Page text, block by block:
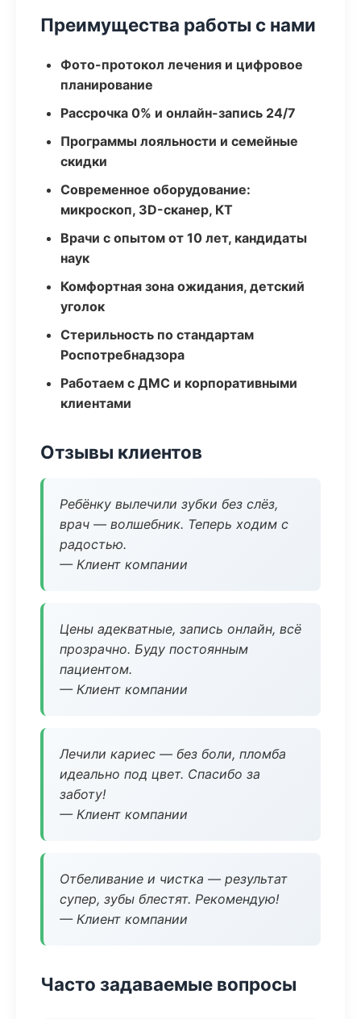
Преимущества работы с нами
Фото-протокол лечения и цифровое
планирование
Рассрочка 0% и онлайн-запись 24/7
Программы лояльности и семейные
скидки
Современное оборудование:
микроскоп, 3D-сканер, КТ
Врачи с опытом от 10 лет, кандидаты
наук
Комфортная зона ожидания, детский
уголок
Стерильность по стандартам
Роспотребнадзора
Работаем с ДМС и корпоративными
клиентами
Отзывы клиентов
Ребёнку вылечили зубки без слёз,
врач — волшебник. Теперь ходим с
радостью.
— Клиент компании
Цены адекватные, запись онлайн, всё
прозрачно. Буду постоянным
пациентом.
— Клиент компании
Лечили кариес — без боли, пломба
идеально под цвет. Спасибо за
заботу!
— Клиент компании
Отбеливание и чистка — результат
супер, зубы блестят. Рекомендую!
— Клиент компании
Часто задаваемые вопросы